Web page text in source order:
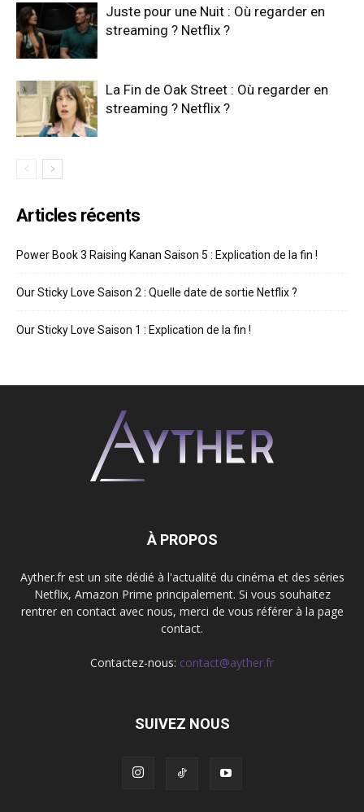
Juste pour une Nuit : Où regarder en
streaming ? Netflix ?
La Fin de Oak Street : Où regarder en
streaming ? Netflix ?
Articles récents
Power Book 3 Raising Kanan Saison 5 : Explication de la fin !
Our Sticky Love Saison 2 : Quelle date de sortie Netflix ?
Our Sticky Love Saison 1 : Explication de la fin !
À PROPOS
Ayther.fr est un site dédié à l'actualité du cinéma et des séries
Netflix, Amazon Prime principalement. Si vous souhaitez
rentrer en contact avec nous, merci de vous référer à la page
contact.
Contactez-nous: contact@ayther.fr
SUIVEZ NOUS